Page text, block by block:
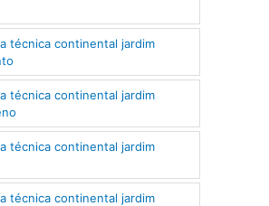
técnica continental jardim
técnica continental jardim
técnica continental jardim
técnica continental jardim